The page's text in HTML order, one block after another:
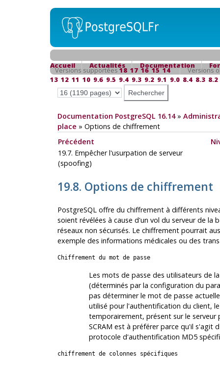
Accueil Actualités Documentation
Versions supportées18 17 16 15 14
Versions
13 12 11 10 9.6 9.5 9.4 9.3 9.2 9.1 9.0 8.4 8.3 8.2
Documentation PostgreSQL 16.14»
place » Options de chiffrement
Précédent
19.7. Empêcher l'usurpation de serveur
(spoofing)
19.8. Options de chiffrement
PostgreSQLoffre du chiffrement à différents
soient révélées à cause d'un vol du serveur de
réseaux non sécurisés. Le chiffrement pourrait
exemple des informations médicales ou des
Chiffrement du mot de passe
Les mots de passe des utilisateurs de
(déterminés par la configuration du
pas déterminer le mot de passe
utilisé pour l'authentification du client,
temporairement, présent sur le serveur
SCRAM est à préférer parce qu'il s'agit
protocole d'authentification MD5
chiffrement de colonnes spécifiques